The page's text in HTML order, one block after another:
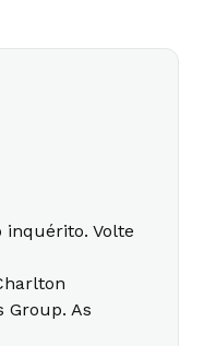
inquérito. Volte
Group. As